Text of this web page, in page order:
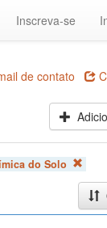
Inscreva-se
de contato
do Solo